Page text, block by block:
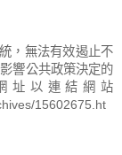
，無法有效遏止不
響公共政策決定的
址以連結網站
15602675.ht